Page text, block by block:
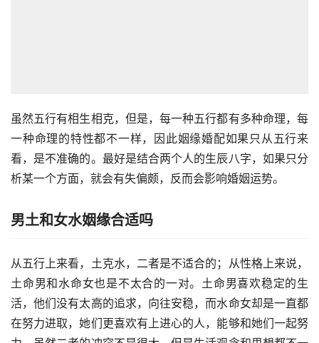
虽然五行有相生相克，但是，每一种五行都有多种命理，每
一种命理的特性都不一样，因此姻缘婚配如果只从五行来
看，是不准确的。最好是结合两个人的生辰八字，如果只分
析某一个方面，就会有失偏颇，反而会影响婚姻运势。
男土和女水姻缘合适吗
从五行上来看，土克水，二者是不适合的；从性格上来说，
土命男和水命女也是不太合的一对。土命男喜欢稳定的生
活，他们没有太高的追求，向往安稳，而水命女却是一直都
在努力进取，她们更喜欢有上进心的人，能够和她们一起努